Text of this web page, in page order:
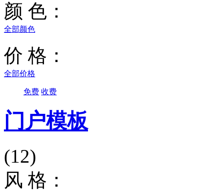
颜 色：
全部颜色
价 格：
全部价格
免费 收费
门户模板
(12)
风 格：